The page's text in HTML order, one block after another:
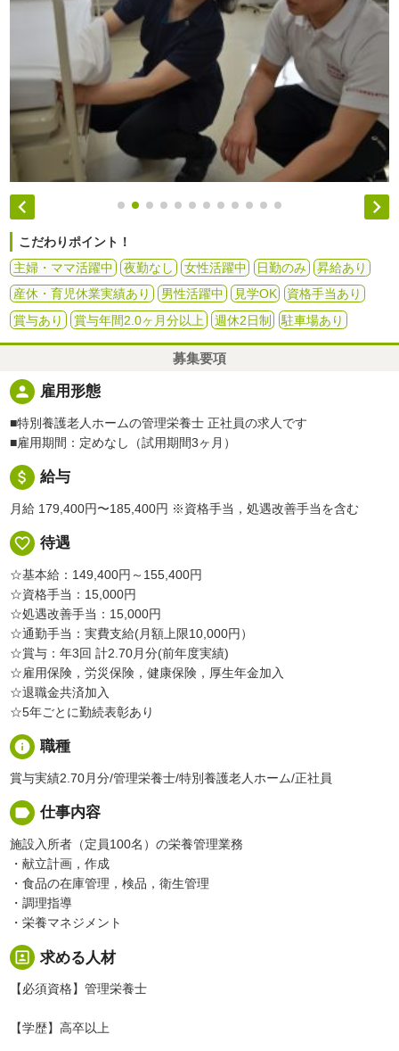
 
こだわりポイント！
主婦・ママ活躍中
夜勤なし 女性活躍中 日勤のみ
昇給あり
産休・育児休業実績あり
男性活躍中 見学OK
資格手当あり
賞与あり
賞与年間2.0ヶ月分以上 週休2日制 駐車場あり
募集要項
person 雇用形態
■特別養護老人ホームの管理栄養士 正社員の求人です
■雇用期間：定めなし（試用期間3ヶ月）
attach_money 給与
月給 179,400円〜185,400円 ※資格手当，処遇改善手当を含む
favorite_border 待遇
☆基本給：149,400円～155,400円
☆資格手当：15,000円
☆処遇改善手当：15,000円
☆通勤手当：実費支給(月額上限10,000円）
☆賞与：年3回 計2.70月分(前年度実績)
☆雇用保険，労災保険，健康保険，厚生年金加入
☆退職金共済加入
☆5年ごとに勤続表彰あり
info 職種
賞与実績2.70月分/管理栄養士/特別養護老人ホーム/正社員
label 仕事内容
施設入所者（定員100名）の栄養管理業務
・献立計画，作成
・食品の在庫管理，検品，衛生管理
・調理指導
・栄養マネジメント
portrait 求める人材
【必須資格】管理栄養士
【学歴】高卒以上